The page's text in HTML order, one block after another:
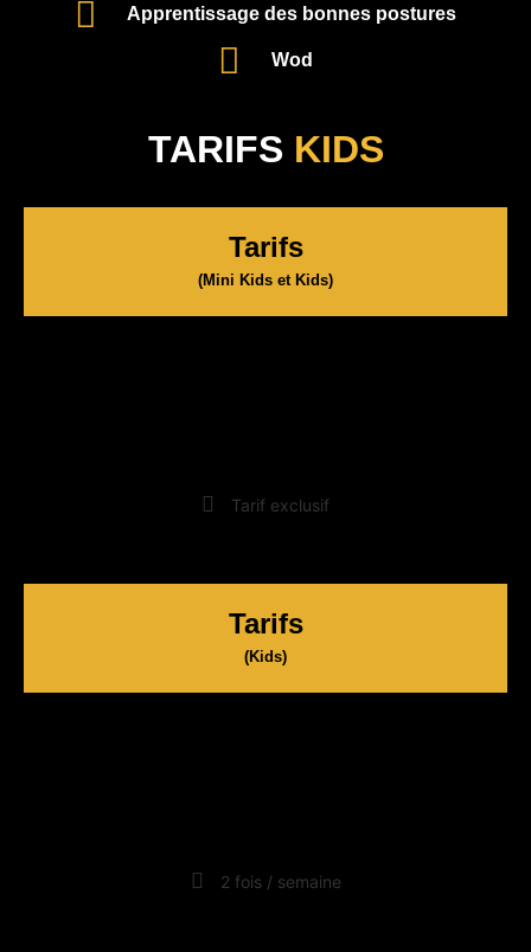
Apprentissage des bonnes postures
Wod
TARIFS KIDS
Tarifs
(Mini Kids et Kids)
Tarif exclusif
Tarifs
(Kids)
2 fois / semaine